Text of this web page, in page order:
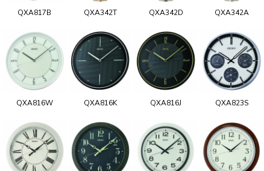
QXA817B QXA342T QXA342D QXA342A
QXA816W QXA816K QXA816J QXA823S